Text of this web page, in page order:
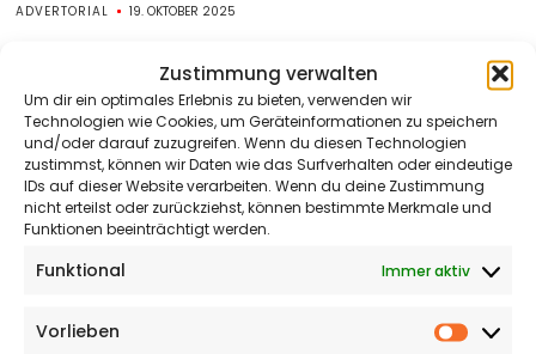
Zustimmung verwalten
Um dir ein optimales Erlebnis zu bieten, verwenden wir
Technologien wie Cookies, um Geräteinformationen zu speichern
und/oder darauf zuzugreifen. Wenn du diesen Technologien
zustimmst, können wir Daten wie das Surfverhalten oder eindeutige
IDs auf dieser Website verarbeiten. Wenn du deine Zustimmung
nicht erteilst oder zurückziehst, können bestimmte Merkmale und
Funktionen beeinträchtigt werden.
Funktional Immer aktiv
Vorlieben
ADVERTORIAL 19. OKTOBER 2025